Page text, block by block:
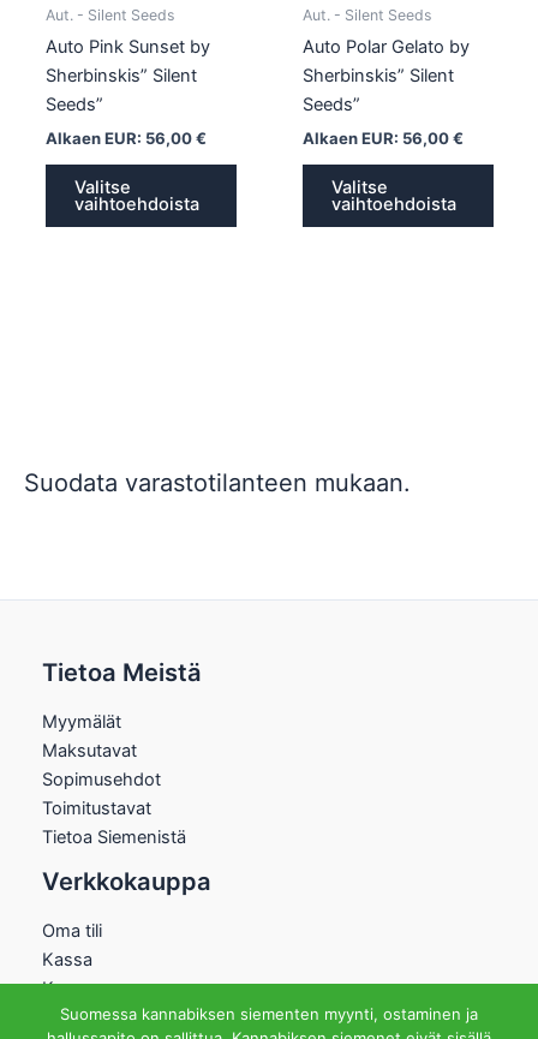
Suodata varastotilanteen mukaan.
Aut. - Silent Seeds
Auto Pink Sunset by
Sherbinskis” Silent
Seeds”
Alkaen EUR: 56,00€
Valitse
vaihtoehdoista
Aut. - Silent Seeds
Auto Polar Gelato by
Sherbinskis” Silent
Seeds”
Alkaen EUR: 56,00€
Valitse
vaihtoehdoista
Tietoa Meistä
Myymälät
Maksutavat
Sopimusehdot
Toimitustavat
Tietoa Siemenistä
Verkkokauppa
Oma tili
Kassa
Kauppa
Ostoskori
Suomessa kannabiksen siementen myynti, ostaminen ja